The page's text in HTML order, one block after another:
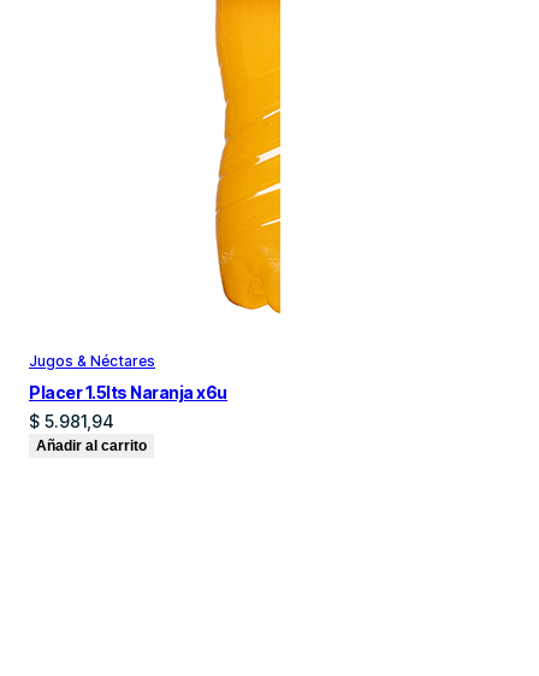
Jugos & Néctares
Placer 1.5lts Naranja x6u
$ 5.981,94
Añadir al carrito